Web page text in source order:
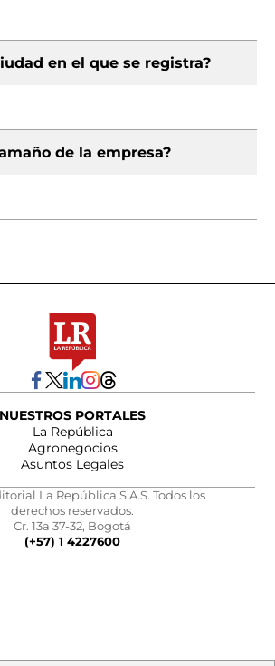
en el que se registra?
de la empresa?
NUESTROS PORTALES
La República
Agronegocios
Asuntos Legales
La República S.A.S. Todos los
derechos reservados.
Cr. 13a 37-32, Bogotá
(+57) 1 4227600